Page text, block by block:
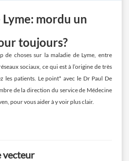
mordu un
toujours?
choses sur la maladie de Lyme, entre
sociaux, ce qui est à l’origine de très
les patients. Le point* avec le Dr Paul De
de la direction du service de Médecine
pour vous aider à y voir plus clair.
vecteur